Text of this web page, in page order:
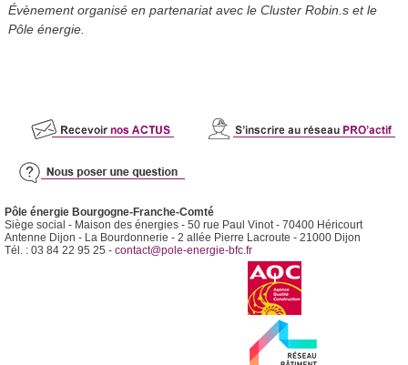
Évènement organisé en partenariat avec le Cluster Robin.s et le
Pôle énergie.
Pôle énergie Bourgogne-Franche-Comté
Siège social - Maison des énergies - 50 rue Paul Vinot - 70400 Héricourt
Antenne Dijon - La Bourdonnerie - 2 allée Pierre Lacroute - 21000 Dijon
Tél. : 03 84 22 95 25 - contact@pole-energie-bfc.fr